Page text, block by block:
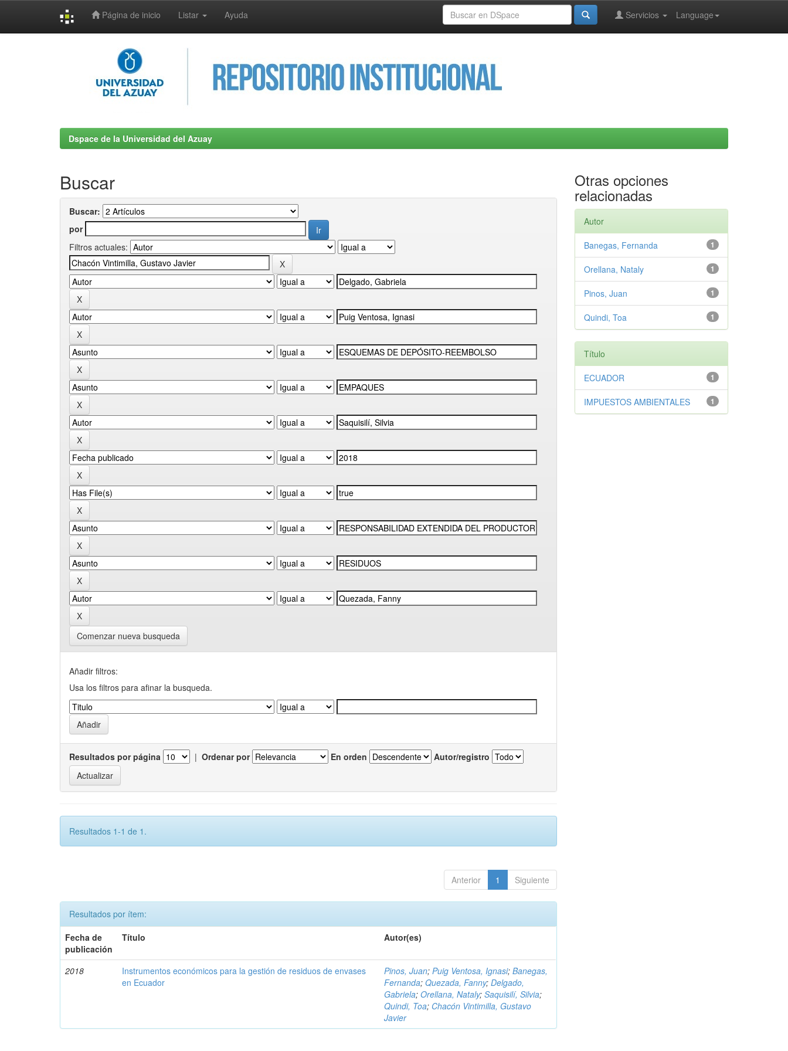
Página de inicio Listar Ayuda Language
Servicios
Dspace de la Universidad del Azuay
Buscar
Buscar:
por
Filtros actuales:
Comenzar nueva busqueda
Añadir filtros:
Usa los filtros para afinar la busqueda.
Resultados por página | Ordenar por En orden Autor/registro
Resultados 1-1 de 1.
Anterior 1 Siguiente
Resultados por ítem:
Fecha de
publicación
Título Autor(es)
2018
Instrumentos económicos para la gestión de residuos de envases
en Ecuador
Pinos, Juan;Puig Ventosa, Ignasi;Banegas,
Fernanda;Quezada, Fanny;Delgado,
Gabriela;Orellana, Nataly;Saquisilí, Silvia;
Quindi, Toa; Chacón Vintimilla, Gustavo
Javier
Otras opciones
relacionadas
Autor
1
Banegas, Fernanda
1
Orellana, Nataly
1
Pinos, Juan
1
Quindi, Toa
Título
1
ECUADOR
1
IMPUESTOS AMBIENTALES